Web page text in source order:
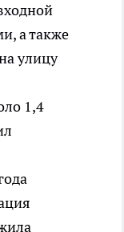
а также
улицу
1,4